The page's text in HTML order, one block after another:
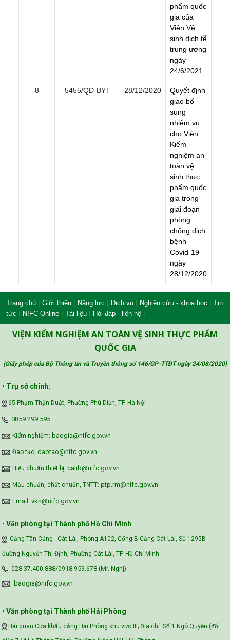
phẩm quốc
gia của
Viện Vệ
sinh dịch tễ
trung ương
ngày
24/6/2021
8 5455/QÐ-BYT 28/12/2020 Quyết định
giao bổ
sung
nhiệm vụ
cho Viện
Kiểm
nghiệm an
toàn vệ
sinh thực
phẩm quốc
gia trong
giai đoạn
phòng
chống dịch
bệnh
Covid-19
ngày
28/1 2/2020
Trang chủ | Giới thiệu | Năng lực | Dịch vụ | Nghiên cứu - khoa học | Tin
tức | NIFC Online | Tài liệu | Hỏi đáp - liên hệ |
VIỆN KIỂM NGHIỆM AN TOÀN VỆ SINH THỰC PHẨM
QUỐC GIA
(Giấy phép của Bộ Thông tin và Truyền thông số 146/GP-TTĐT ngày 24/08/2020)
• Trụ sở chính:
65 Phạm Thận Duật, Phường Phú Diễn, TP. Hà Nội
‪0859 299 595‬
Kiểm nghiệm: baogia@nifc.gov.vn
Đào tạo: daotao@nifc.gov.vn
Hiệu chuẩn thiết bị: calib@nifc.gov.vn
Mẫu chuẩn, chất chuẩn, TNTT: ptp.rm@nifc.gov.vn
Email: vkn@nifc.gov.vn
• Văn phòng tại Thành phố Hồ Chí Minh
Cảng Tân Cảng - Cát Lái, Phòng A102, Cổng B Cảng Cát Lái, Số 1295B
đường Nguyễn Thị Định, Phường Cát Lái, TP. Hồ Chí Minh
028.37.400.888/0918.959.678 (Mr. Nghị)
baogia@nifc.gov.vn
• Văn phòng tại Thành phố Hải Phòng
Hải quan Cửa khẩu cảng Hải Phòng khu vực III; Địa chỉ: Số 1 Ngô Quyền (đối